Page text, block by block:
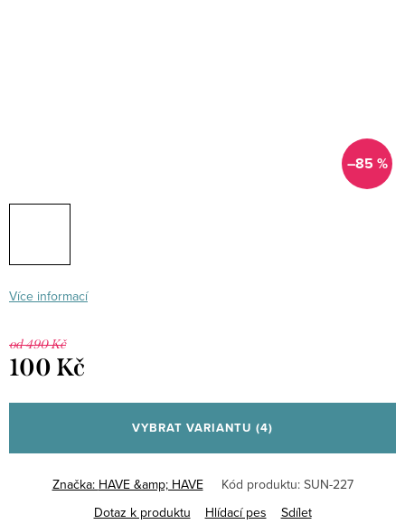
–85 %
Více informací
od 490 Kč
100 Kč
cena:
VYBRAT VARIANTU (4)
Značka: HAVE &amp; HAVE Kód produktu: SUN-227
Dotaz k produktu
Hlídací pes Sdílet